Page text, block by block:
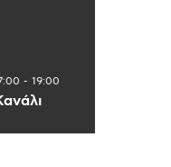
- 19:00